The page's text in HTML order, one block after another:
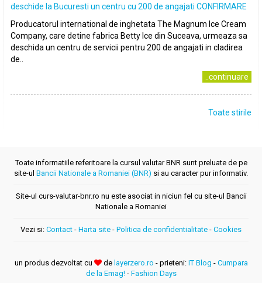
deschide la Bucuresti un centru cu 200 de angajati CONFIRMARE
Producatorul international de inghetata The Magnum Ice Cream
Company, care detine fabrica Betty Ice din Suceava, urmeaza sa
deschida un centru de servicii pentru 200 de angajati in cladirea
de..
..continuare
Toate stirile
Toate informatiile referitoare la cursul valutar BNR sunt preluate de pe
site-ul Bancii Nationale a Romaniei (BNR) si au caracter pur informativ.
Site-ul curs-valutar-bnr.ro nu este asociat in niciun fel cu site-ul Bancii
Nationale a Romaniei
Vezi si: Contact - Harta site - Politica de confidentialitate - Cookies
un produs dezvoltat cu de layerzero.ro - prieteni: IT Blog - Cumpara
de la Emag!- Fashion Days